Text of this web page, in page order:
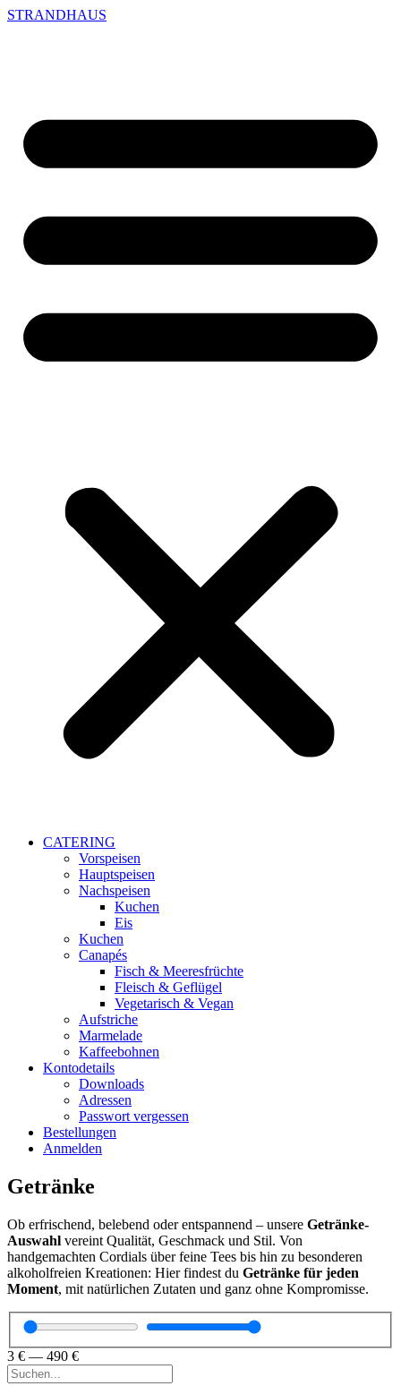
STRANDHAUS
CATERING
Vorspeisen
Hauptspeisen
Nachspeisen
Kuchen
Eis
Kuchen
Canapés
Fisch & Meeresfrüchte
Fleisch & Geflügel
Vegetarisch & Vegan
Aufstriche
Marmelade
Kaffeebohnen
Kontodetails
Downloads
Adressen
Passwort vergessen
Bestellungen
Anmelden
Getränke
Ob erfrischend, belebend oder entspannend – unsere Getränke-
Auswahl vereint Qualität, Geschmack und Stil. Von
handgemachten Cordials über feine Tees bis hin zu besonderen
alkoholfreien Kreationen: Hier findest du Getränke für jeden
Moment, mit natürlichen Zutaten und ganz ohne Kompromisse.
3 € — 490 €